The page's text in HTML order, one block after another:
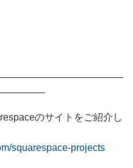
のサイトをご紹介し
squarespace-projects